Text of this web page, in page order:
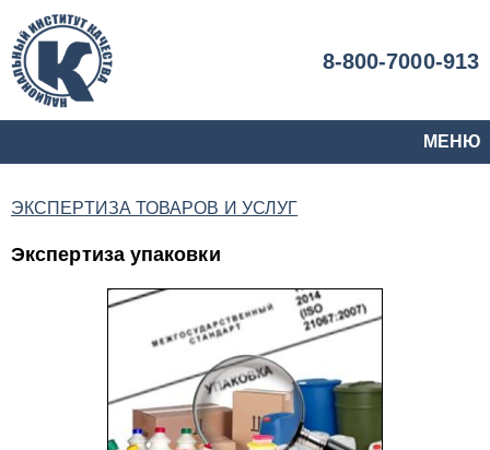
8-800-7000-913
МЕНЮ
ЭКСПЕРТИЗА ТОВАРОВ И УСЛУГ
Экспертиза упаковки